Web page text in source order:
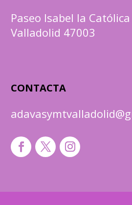
Paseo Isabel la
Valladolid 47003
CONTACTA